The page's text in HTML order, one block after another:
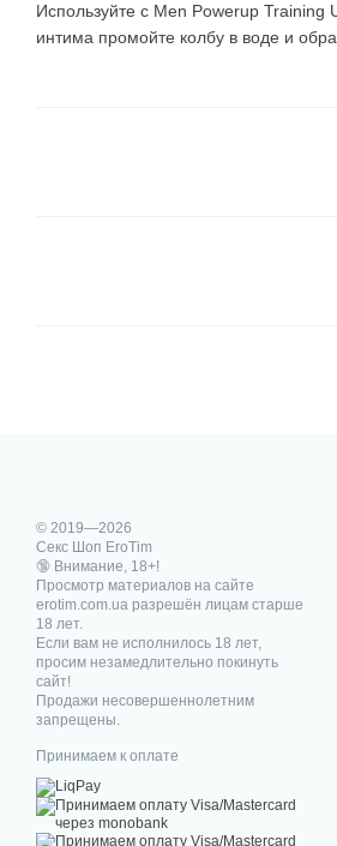
Используйте с Men Powerup Training
интима промойте колбу в воде и
© 2019—2026
Секс Шоп EroTim
🔞 Внимание, 18+!
Просмотр материалов на сайте
erotim.com.ua разрешён лицам старше
18 лет.
Если вам не исполнилось 18 лет,
просим незамедлительно покинуть
сайт!
Продажи несовершеннолетним
запрещены.
Принимаем к оплате